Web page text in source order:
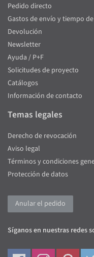
Pedido directo
Gastos de envío y tiempo
Devolución
Newsletter
Ayuda / P+F
Solicitudes de proyecto
Catálogos
Información de contacto
Temas legales
Derecho de revocación
Aviso legal
Términos y condiciones
Protección de datos
Anular el pedido
Síganos en nuestras redes